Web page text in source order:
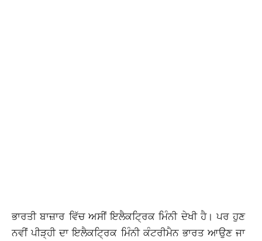
ਭਾਰਤੀ ਬਾਜ਼ਾਰ ਵਿੱਚ ਅਸੀਂ ਇਲੈਕਟ੍ਰਿਕ ਮਿੰਨੀ ਦੇਖੀ ਹੈ। ਪਰ ਹੁਣ
ਨਵੀਂ ਪੀੜ੍ਹੀ ਦਾ ਇਲੈਕਟ੍ਰਿਕ ਮਿੰਨੀ ਕੰਟਰੀਮੈਨ ਭਾਰਤ ਆਉਣ ਜਾ